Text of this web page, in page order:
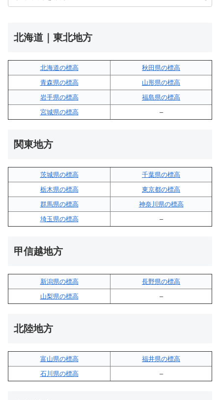
北海道｜東北地方
北海道の標高
秋田県の標高
青森県の標高
山形県の標高
岩手県の標高
福島県の標高
宮城県の標高
–
関東地方
茨城県の標高
千葉県の標高
栃木県の標高
東京都の標高
群馬県の標高
神奈川県の標高
埼玉県の標高
–
甲信越地方
新潟県の標高
長野県の標高
山梨県の標高
–
北陸地方
富山県の標高
福井県の標高
石川県の標高
–